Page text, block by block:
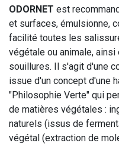
ODORNET est
et surfaces, émulsionne,
facilité toutes les
végétale ou animale,
souillures. Il s'agit d'une
issue d'un concept d'une
"Philosophie Verte" qui
de matières végétales :
naturels (issus de
végétal (extraction de